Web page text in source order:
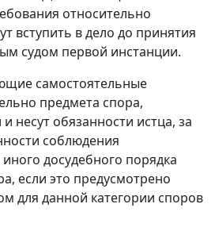
относительно
вступить в дело до принятия
судом первой инстанции.
самостоятельные
предмета спора,
несут обязанности истца, за
соблюдения
досудебного порядка
если это предусмотрено
для данной категории споров